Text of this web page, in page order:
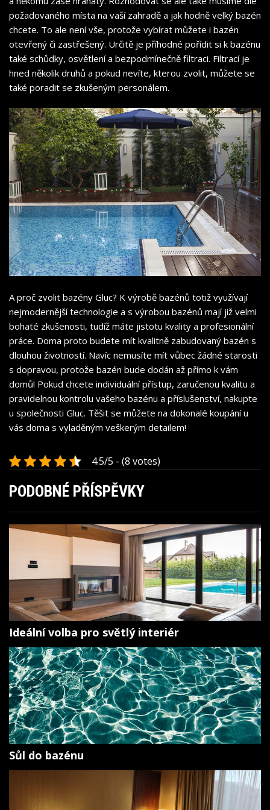
požadovaného místa na vaší zahradě a jak hodně velký bazén
chcete. To ale není vše, protože vybírat můžete i bazén
otevřený či zastřešený. Určitě je příhodné pořídit si k bazénu
také schůdky, osvětlení a bezpodmínečně filtraci. Filtrací je
hned několik druhů a pokud nevíte, kterou zvolit, můžete se
také poradit se zkušeným personálem.
A proč zvolit bazény Gluc? K výrobě bazénů totiž využívají
nejmodernější technologie a s výrobou bazénů mají již velmi
bohaté zkušenosti, tudíž máte jistotu kvality a profesionální
práce. Doma proto budete mít kvalitně zabudovaný bazén s
dlouhou životností. Navíc nemusíte mít vůbec žádné starosti
s dopravou, protože bazén bude dodán až přímo k vám
domů! Pokud chcete individuální přístup, zaručenou kvalitu a
pravidelnou kontrolu vašeho bazénu a příslušenství, nakupte
u společnosti Gluc. Těšit se můžete na dokonalé koupání u
vás doma s vyladěným veškerým detailem!
4.5/5 - (8 votes)
PODOBNÉ PŘÍSPĚVKY
Ideální volba pro světlý interiér
Sůl do bazénu